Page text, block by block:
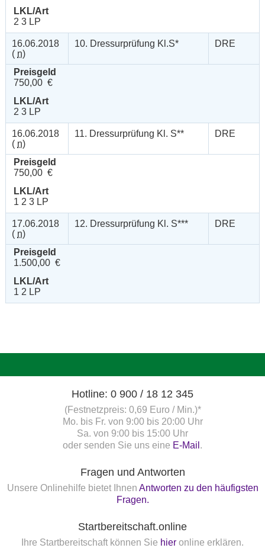
LKL/Art
2 3 LP
16.06.2018
( n)
10. Dressurprüfung Kl.S* DRE
Preisgeld
750,00 €
LKL/Art
2 3 LP
16.06.2018
( n)
11. Dressurprüfung Kl. S** DRE
Preisgeld
750,00 €
LKL/Art
1 2 3 LP
17.06.2018
( n)
12. Dressurprüfung Kl. S*** DRE
Preisgeld
1.500,00 €
LKL/Art
1 2 LP
Hotline: 0 900 / 18 12 345
(Festnetzpreis: 0,69 Euro / Min.)*
Mo. bis Fr. von 9:00 bis 20:00 Uhr
Sa. von 9:00 bis 15:00 Uhr
oder senden Sie uns eine E-Mail .
Fragen und Antworten
Unsere Onlinehilfe bietet Ihnen Antworten zu den häufigsten
Fragen.
Startbereitschaft.online
Ihre Startbereitschaft können Sie hier online erklären.